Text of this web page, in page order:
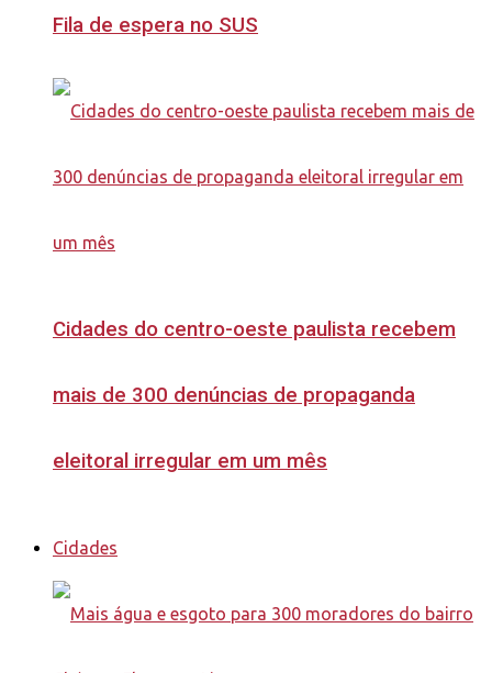
Fila de espera no SUS
Cidades do centro-oeste paulista recebem
mais de 300 denúncias de propaganda
eleitoral irregular em um mês
Cidades